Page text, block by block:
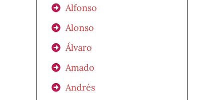
Alfonso
Alonso
Álvaro
Amado
Andrés